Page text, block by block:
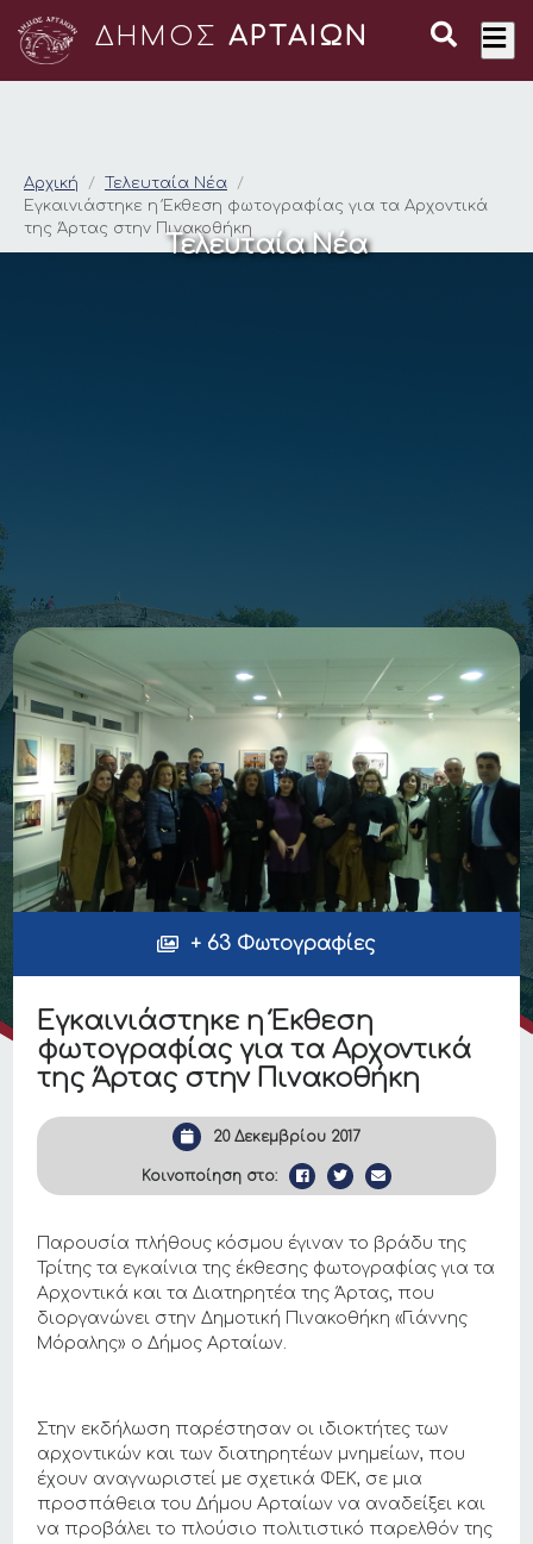
ΔΗΜΟΣ ΑΡΤΑΙΩΝ
Εγκαινιάστηκε η
Αρχική
Τελευταία Νέα
Εγκαινιάστηκε η Έκθεση φωτογραφίας για τα Αρχοντικά
της Άρτας στην Πινακοθήκη
Τελευταία Νέα
+ 63 Φωτογραφίες
Εγκαινιάστηκε η Έκθεση
φωτογραφίας για τα Αρχοντικά
της Άρτας στην Πινακοθήκη
20 Δεκεμβρίου 2017
Κοινοποίηση στο:
Παρουσία πλήθους κόσμου έγιναν το βράδυ της
Τρίτης τα εγκαίνια της έκθεσης φωτογραφίας για τα
Αρχοντικά και τα Διατηρητέα της Άρτας, που
διοργανώνει στην Δημοτική Πινακοθήκη «Γιάννης
Μόραλης» ο Δήμος Αρταίων.
Στην εκδήλωση παρέστησαν οι ιδιοκτήτες των
αρχοντικών και των διατηρητέων μνημείων, που
έχουν αναγνωριστεί με σχετικά ΦΕΚ, σε μια
προσπάθεια του Δήμου Αρταίων να αναδείξει και
να προβάλει το πλούσιο πολιτιστικό παρελθόν της